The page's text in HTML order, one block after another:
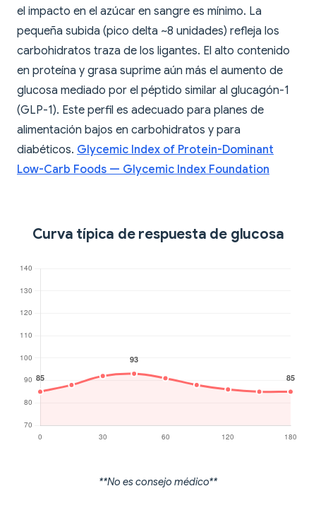
el impacto en el azúcar en sangre es mínimo. La
pequeña subida (pico delta ~8 unidades) refleja los
carbohidratos traza de los ligantes. El alto contenido
en proteína y grasa suprime aún más el aumento de
glucosa mediado por el péptido similar al glucagón-1
(GLP-1). Este perfil es adecuado para planes de
alimentación bajos en carbohidratos y para
diabéticos. Glycemic Index of Protein-Dominant
Low-Carb Foods — Glycemic Index Foundation
Curva típica de respuesta de glucosa
**No es consejo médico**